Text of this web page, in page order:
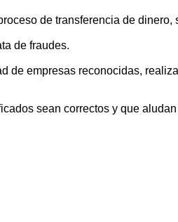
de transferencia de
de fraudes.
de empresas reconocidas,
sean correctos y que